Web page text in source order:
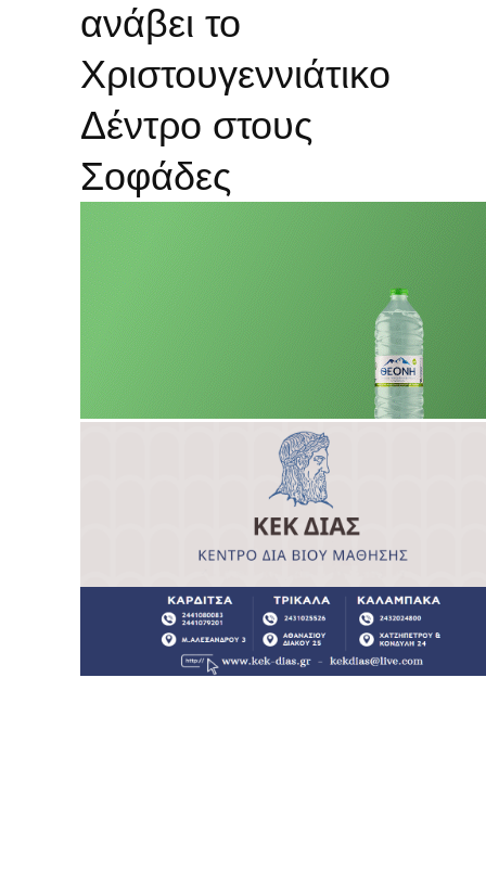
ανάβει το
Χριστουγεννιάτικο
Δέντρο στους
Σοφάδες